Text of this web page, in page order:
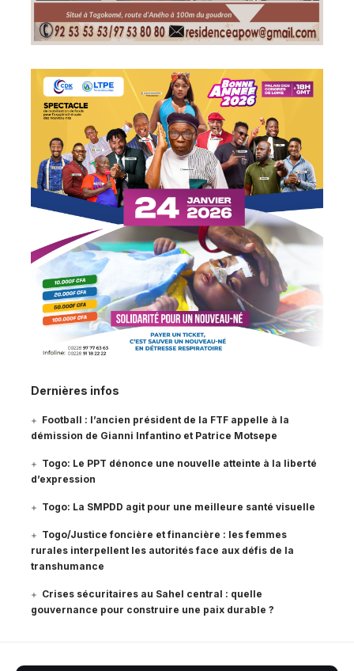
Dernières infos
Football : l’ancien président de la FTF appelle à la
démission de Gianni Infantino et Patrice Motsepe
Togo: Le PPT dénonce une nouvelle atteinte à la liberté
d’expression
Togo: La SMPDD agit pour une meilleure santé visuelle
Togo/Justice foncière et financière : les femmes
rurales interpellent les autorités face aux défis de la
transhumance
Crises sécuritaires au Sahel central : quelle
gouvernance pour construire une paix durable ?